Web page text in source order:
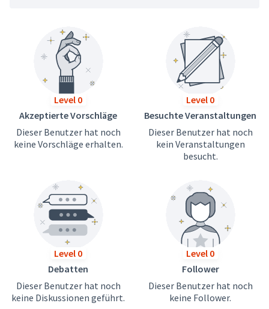
Level 0
Akzeptierte Vorschläge
Dieser Benutzer hat noch
keine Vorschläge erhalten.
Level 0
Besuchte Veranstaltungen
Dieser Benutzer hat noch
kein Veranstaltungen
besucht.
Level 0
Debatten
Dieser Benutzer hat noch
keine Diskussionen geführt.
Level 0
Follower
Dieser Benutzer hat noch
keine Follower.